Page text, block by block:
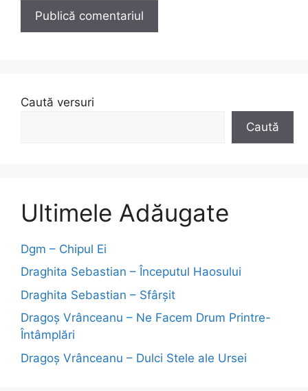
Caută versuri
Caută
Ultimele Adăugate
Dgm – Chipul Ei
Draghita Sebastian – Începutul Haosului
Draghita Sebastian – Sfârșit
Dragoş Vrânceanu – Ne Facem Drum Printre-
Întâmplări
Dragoş Vrânceanu – Dulci Stele ale Ursei